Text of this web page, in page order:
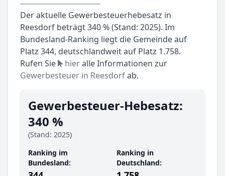
Der aktuelle Gewerbesteuerhebesatz in
Reesdorf beträgt 340 % (Stand: 2025). Im
Bundesland-Ranking liegt die Gemeinde auf
Platz 344, deutschlandweit auf Platz 1.758.
Rufen Sie
hieralle Informationen zur
Gewerbesteuer in Reesdorfab.
Gewerbesteuer-Hebesatz:
340 %
(Stand: 2025)
Ranking im
Bundesland:
Ranking in
Deutschland: